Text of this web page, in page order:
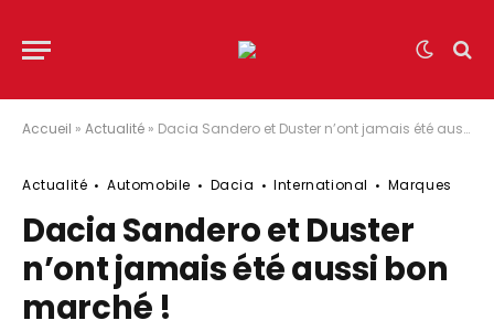
Accueil » Actualité » Dacia Sandero et Duster n’ont jamais été aussi bon marché !
Actualité Automobile Dacia International Marques
Dacia Sandero et Duster
n’ont jamais été aussi bon
marché !